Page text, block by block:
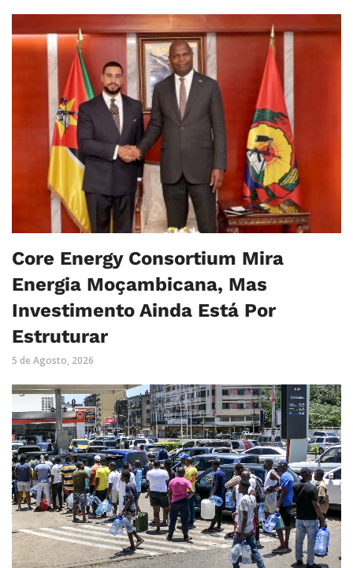
Core Energy Consortium Mira
Energia Moçambicana, Mas
Investimento Ainda Está Por
Estruturar
5 de Agosto, 2026